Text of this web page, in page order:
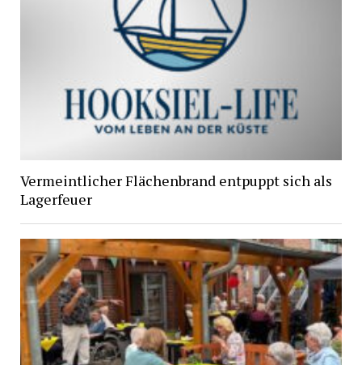
Vermeintlicher Flächenbrand entpuppt sich als
Lagerfeuer